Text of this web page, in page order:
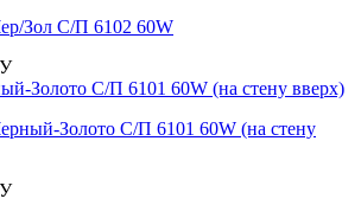
Зол С/П 6102 60W
Золото С/П 6101 60W (на стену